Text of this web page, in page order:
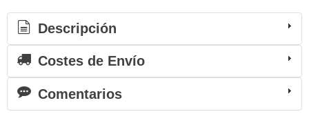
Descripción
Costes de Envío
Comentarios